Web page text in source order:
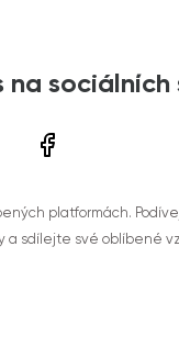
na sociálních
platformách.
a sdílejte své oblíbené